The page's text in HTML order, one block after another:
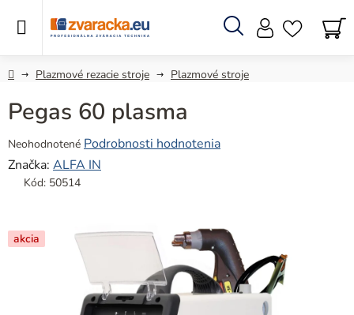
Hľadať
DomovPlazmové rezacie stroje Plazmové stroje
Pegas 60 plasma
Priemerné
hodnotenie
produktu
z
5
Neohodnotené Podrobnosti hodnotenia
Značka: ALFA IN
Kód: 50514
akcia